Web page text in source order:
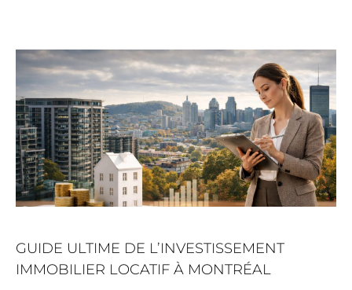
GUIDE ULTIME DE L’INVESTISSEMENT
IMMOBILIER LOCATIF À MONTRÉAL